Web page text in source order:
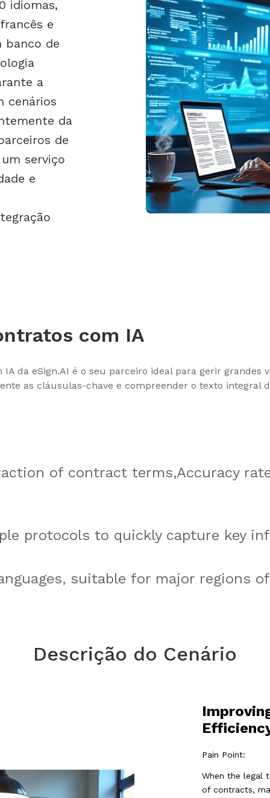
idiomas,
e
banco de
a
cenários
da
de
serviço
e
com IA
IA da eSign.AI é o seu parceiro ideal para gerir grandes
as cláusulas-chave e compreender o texto integral
of contract terms,Accuracy
protocols to quickly capture key
suitable for major regions
Descrição do Cenário
Pain Point:
When the legal
of contracts,